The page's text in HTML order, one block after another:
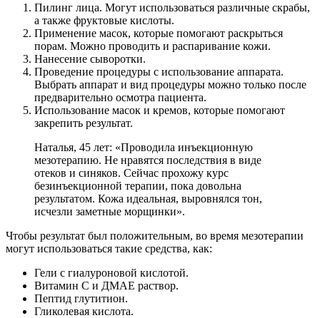
Пилинг лица. Могут использоваться различные скрабы,
а также фруктовые кислоты.
Применение масок, которые помогают раскрыться
порам. Можно проводить и распаривание кожи.
Нанесение сыворотки.
Проведение процедуры с использование аппарата.
Выбрать аппарат и вид процедуры можно только после
предварительно осмотра пациента.
Использование масок и кремов, которые помогают
закрепить результат.
Наталья, 45 лет: «Проводила инъекционную
мезотерапию. Не нравятся последствия в виде
отеков и синяков. Сейчас прохожу курс
безинъекционной терапии, пока довольна
результатом. Кожа идеальная, выровнялся тон,
исчезли заметные морщинки».
Чтобы результат был положительным, во время мезотерапии
могут использоваться такие средства, как:
Гели с гиалуроновой кислотой.
Витамин С и ДМАЕ раствор.
Пептид глутитион.
Гликолевая кислота.